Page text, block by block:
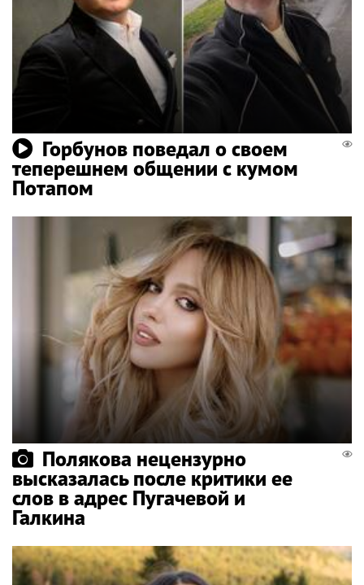
Горбунов поведал о своем
теперешнем общении с кумом
Потапом
Полякова нецензурно
высказалась после критики ее
слов в адрес Пугачевой и
Галкина